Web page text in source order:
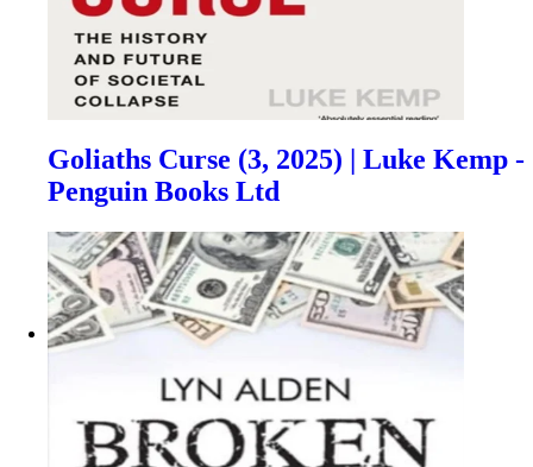
Goliaths Curse (3, 2025) | Luke Kemp -
Penguin Books Ltd